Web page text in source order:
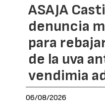
ASAJA
denuncia
para
de la uva
vendimia
06/08/2026